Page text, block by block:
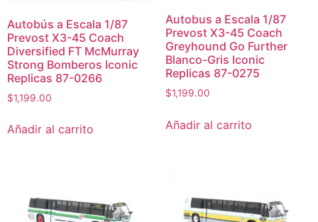
Autobús a Escala 1/87
Prevost X3-45 Coach
Diversified FT McMurray
Strong Bomberos Iconic
Replicas 87-0266
$1,199.00
Añadir al carrito
Autobus a Escala 1/87
Prevost X3-45 Coach
Greyhound Go Further
Blanco-Gris Iconic
Replicas 87-0275
$1,199.00
Añadir al carrito